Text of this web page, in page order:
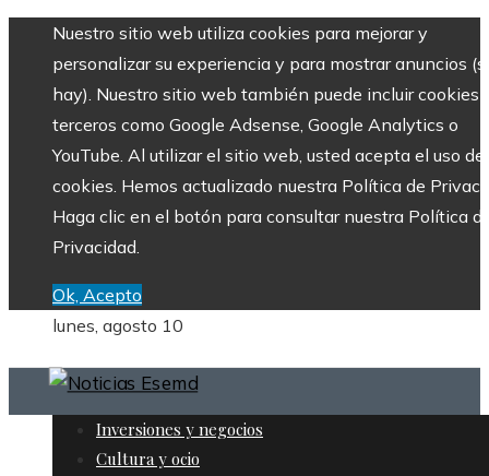
Nuestro sitio web utiliza cookies para mejorar y
personalizar su experiencia y para mostrar anuncios
hay). Nuestro sitio web también puede incluir cookies
terceros como Google Adsense, Google Analytics o
YouTube. Al utilizar el sitio web, usted acepta el uso de
cookies. Hemos actualizado nuestra Política de
Haga clic en el botón para consultar nuestra Política
Privacidad.
Ok, Acepto
lunes, agosto 10
Inversiones y negocios
Cultura y ocio